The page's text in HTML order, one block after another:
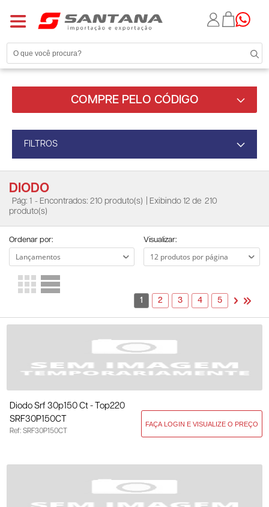
COMPRE PELO CÓDIGO
FILTROS
DIODO
Pág: 1 - Encontrados: 210 produto(s) | Exibindo 12 de 210
produto(s)
Ordenar por: Visualizar:
1 2 3 4 5
Diodo Srf 30p150 Ct - Top220
SRF30P150CT
Ref: SRF30P150CT